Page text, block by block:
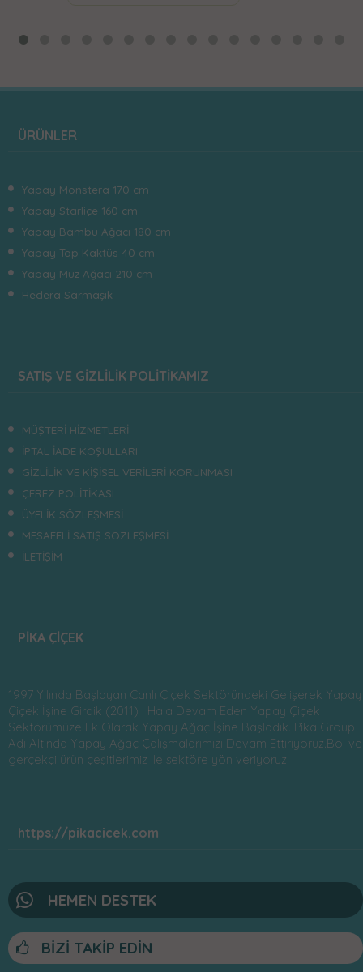
ÜRÜNLER
Yapay Monstera 170 cm
Yapay Starliçe 160 cm
Yapay Bambu Ağacı 180 cm
Yapay Top Kaktüs 40 cm
Yapay Muz Ağacı 210 cm
Hedera Sarmaşık
SATIŞ VE GİZLİLİK POLİTİKAMIZ
MÜŞTERİ HİZMETLERİ
İPTAL İADE KOŞULLARI
GİZLİLİK VE KİŞİSEL VERİLERİ KORUNMASI
ÇEREZ POLİTİKASI
ÜYELİK SÖZLEŞMESİ
MESAFELİ SATIŞ SÖZLEŞMESİ
İLETİŞİM
PİKA ÇİÇEK
1997 Yılında Başlayan Canlı Çiçek Sektöründeki Gelişerek Yapay
Çiçek İşine Girdik (2011) . Hala Devam Eden Yapay Çiçek
Sektörümüze Ek Olarak Yapay Ağaç İşine Başladık. Pika Group
Adı Altında Yapay Ağaç Çalışmalarımızı Devam Ettiriyoruz.Bol ve
gerçekçi ürün çeşitlerimiz ile sektöre yön veriyoruz.
https://pikacicek.com
HEMEN DESTEK
BİZİ TAKİP EDİN